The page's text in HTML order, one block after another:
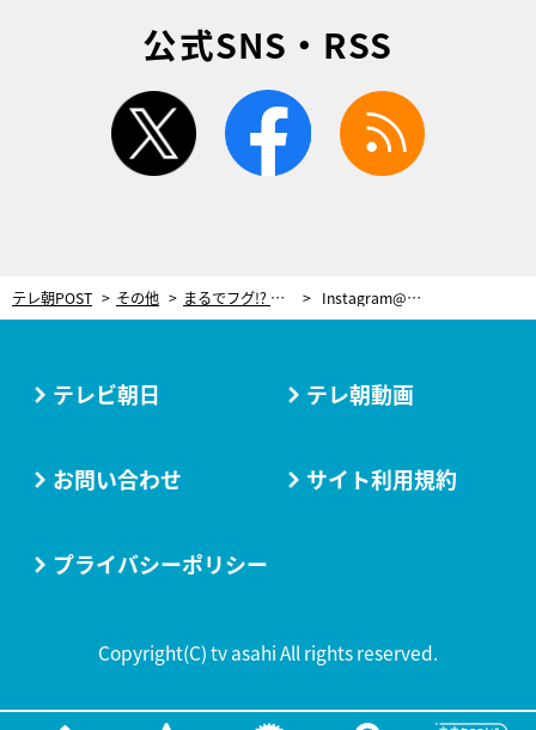
公式SNS・RSS
twitter facebook
テレ朝POST その他 まるでフグ!? ネコたちの“二度と撮れない”ミラクルショットが大集合 Instagram@morikencatphoto
テレビ朝日 テレ朝動画
お問い合わせ サイト利用規約
プライバシーポリシー
Copyright(C) tv asahi All rights reserved.